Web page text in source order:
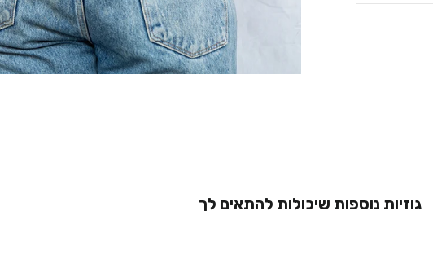
גוזיות נוספות שיכולות להתאים לך